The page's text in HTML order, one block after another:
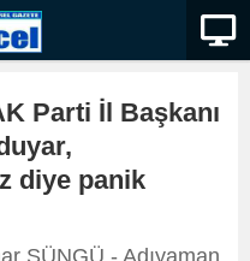
Parti İl Başkanı
diye panik
SÜNGÜ - Adıyaman